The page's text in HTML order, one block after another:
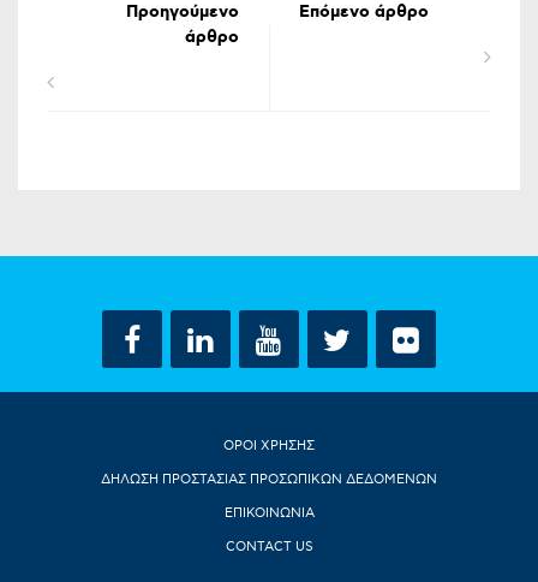
Προηγούμενο
άρθρο
Επόμενο άρθρο
ΟΡΟΙ ΧΡΗΣΗΣ
ΔΗΛΩΣΗ ΠΡΟΣΤΑΣΙΑΣ ΠΡΟΣΩΠΙΚΩΝ ΔΕΔΟΜΕΝΩΝ
ΕΠΙΚΟΙΝΩΝΙΑ
CONTACT US